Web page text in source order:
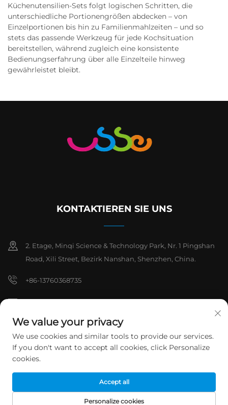
Küchenutensilien-Sets folgt logischen Schritten, die
unterschiedliche Portionengrößen abdecken – von
Einzelportionen bis hin zu Familienmahlzeiten – und so
stets das passende Werkzeug für jede Kochsituation
bereitstellen, während zugleich eine konsistente
Bedienungserfahrung über alle Einzelteile hinweg
gewährleistet bleibt.
KONTAKTIEREN SIE UNS
2. Etage, Minqi Science & Technology Park, Nr. 1 Pingshan
Road, Xili Street, Bezirk Nanshan, Shenzhen, China.
+86-13760368735
Urheberrechte © 2026 Shenzhen Hanchuan Industrial Co., Ltd. Alle
Rechte vorbehalten. Datenschutzrichtlinie
We value your privacy
We use cookies and similar tools to provide our services.
If you don't want to accept all cookies, click Personalize
cookies.
Personalize cookies
Accept all